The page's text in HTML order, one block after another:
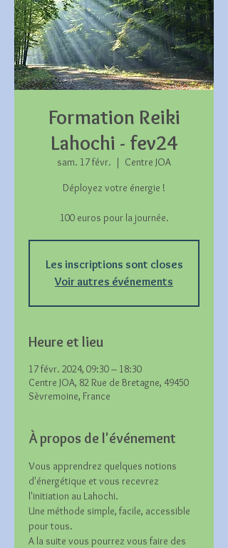
Formation Reiki
Lahochi - fev24
sam. 17 févr.
  |
Centre JOA
Déployez votre énergie !
100 euros pour la journée.
Les inscriptions sont closes
Voir autres événements
Heure et lieu
17 févr. 2024, 09:30 – 18:30
Centre JOA, 82 Rue de Bretagne, 49450
Sèvremoine, France
À propos de l'événement
Vous apprendrez quelques notions
d'énergétique et vous recevrez
l'initiation au Lahochi.
Une méthode simple, facile, accessible
pour tous.
A la suite vous pourrez vous faire des